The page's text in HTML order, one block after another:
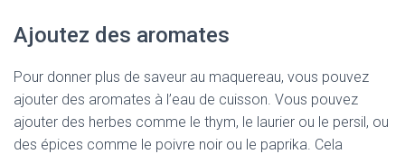
Ajoutez des aromates
Pour donner plus de saveur au maquereau, vous pouvez
ajouter des aromates à l’eau de cuisson. Vous pouvez
ajouter des herbes comme le thym, le laurier ou le persil, ou
des épices comme le poivre noir ou le paprika. Cela